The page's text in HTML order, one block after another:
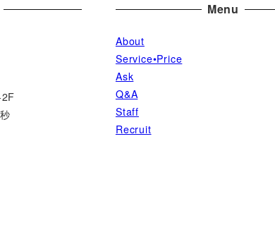
Menu
About
Service•Price
Ask
Q&A
Staff
Recruit